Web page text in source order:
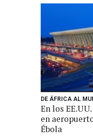
DE ÁFRICA AL
En los
en
Ébola